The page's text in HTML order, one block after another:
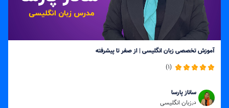
آموزش تخصصی زبان انگلیسی | از صفر تا پیشرفته
(1)
ساناز پارسا
در زبان انگلیسی